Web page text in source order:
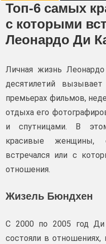
Топ-6 самых
с которыми
Леонардо Ди
Личная жизнь
десятилетий
премьерах фильмов,
отдыха его
и спутницами. В
красивые
встречался или с
отношения.
Жизель Бюндхен
С 2000 по 2005 год
состояли в